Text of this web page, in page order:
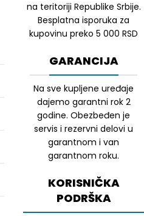
na teritoriji Republike Srbije.
Besplatna isporuka za
kupovinu preko 5 000 RSD
GARANCIJA
Na sve kupljene uređaje
dajemo garantni rok 2
godine. Obezbeđen je
servis i rezervni delovi u
garantnom i van
garantnom roku.
KORISNIČKA
PODRŠKA